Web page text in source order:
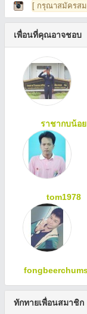
[ กรุณาสมัครสม
เพื่อนที่คุณอาจชอบ
ราชากบน้อย
tom1978
ทักทายเพื่อนสมาชิก